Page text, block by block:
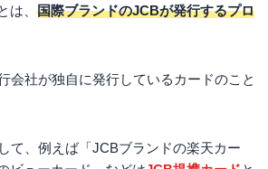
は、 国際ブランドのJCBが発行するプロ
会社が独自に発行しているカードのこと
て、例えば「JCBブランドの楽天カー